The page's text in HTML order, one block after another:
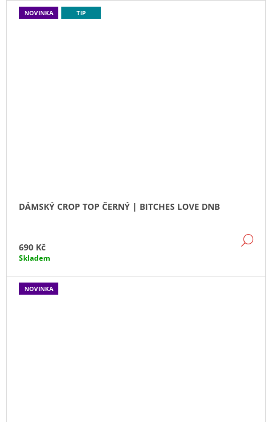
NOVINKA TIP
DÁMSKÝ CROP TOP ČERNÝ | BITCHES LOVE DNB
690 Kč
Skladem
NOVINKA